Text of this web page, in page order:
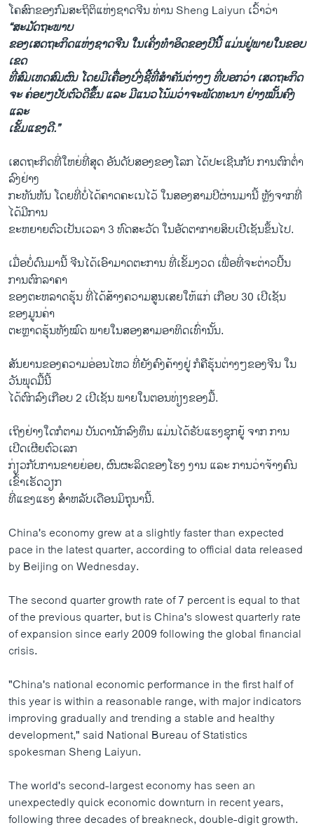
​ໂຄສົກ​ຂອງ​ກົມ​ສະຖິຕິ​ແຫ່ງ​ຊາດ​ຈີນ ທ່ານ Sheng Laiyun ​ເວົ້າ​ວ່າ
“ສະມັດຖະພາບ
ຂອງເສດ​ຖະກິດ​ແຫ່ງຊາດ​ຈີນ ​ໃນເຄິ່ງ​ທຳ​ອິດ​ຂອງ​ປີ​ນີ້ ​ແມ່ນ​ຢູ່​ພາຍ​ໃນ​ຂອບ​
ເຂດ
​ທີ່ສົມເຫດສົມຜົນ ​ໂດຍມີ​ເຄື່ອງ​ບົ່ງ​ຊີ້ທີ່​ສຳຄັນ​ຕ່າງໆ ທີ່​ບອກວ່າ​ ​ເສດຖະກິດ
ຈະ ຄ່ອຍໆ​ປັບ​ຕົວດີ​ຂຶ້ນ​ ແລະ ມີ​ແນ​ວ​ໂນ້ມວ່າ​ຈະພັດທະນາ ຢ່າງ​ໝັ້ນຄົງ ​
ແລະ ​
ເຂັ້ມແຂງ​ດີ.”
​ເສດຖະກິດ​ທີ່​ໃຫຍ່​ທີ່​ສຸດ ອັນ​ດັບ​ສອງຂອງ​ໂລກ ​ໄດ້​ປະ​ເຊີນ​ກັບ ການ​ຕົກ​ຕ່ຳ
ລົງ​ຢ່າງ​
ກະທັນຫັນ ​ໂດຍ​ທີ່​ບໍ່​ໄດ້​ຄາດ​ຄະ​ເນ​ໄວ້ ​ໃນ​ສອງ​ສາມ​ປີ​ຜ່ານມາ​ນີ້ ຫຼັງຈາກ​ທີ່​
ໄດ້​ມີ​ການ​
ຂະຫຍາຍຕົວ​ເປັນ​ເວລາ 3 ທົດ​ສະ​ວັດ ​ໃນ​ອັດຕາກາຍສິບເປີເຊັນຂຶ້ນໄປ.
​ເມື່ອ​ບໍ່​ດົນ​ມາ​ນີ້ ຈີນ​ໄດ້​ເອົາ​ມາດ​ຕະການ ທີ່​ເຂັ້ມງວດ ​ເພື່ອ​ທີ່​ຈະ​ຕ່າວປີ້ນ ​
ການຕົກລາຄາ
ຂອງ​ຕະຫລາດ​ຮຸ້ນ ທີ່​ໄດ້​ສ້າງຄວາມສູນເສຍໃຫ້ແກ່​ ເກືອບ 30 ​ເປີເຊັນ
ຂອງມູນຄ່າ
ຕະຫຼາດຮຸ້ນທັງໝົດ ພາຍ​ໃນ​ສອງ​ສາມ​ອາທິດ​ເທົ່າ​ນັ້ນ.
​ສັນຍານ​ຂອງ​ຄວາມ​ອ່ອນ​ໄຫວ ​ທີ່​ຍັງ​ຄົງ​ຄ້າງຢູ່ ກໍຄືຮຸ້ນ​ຕ່າງໆ​ຂອງ​ຈີນ ​ໃນ​
ວັນ​ພຸດ​ມື້​ນີ້
ໄດ້​ຕົກລົງ​ເກືອບ 2 ​ເປີ​ເຊັນ ພາຍ​ໃນ​ຕອນ​ທ່ຽງຂອງມື້.
​ເຖິງ​ຢ່າງ​ໃດ​ກໍ​ຕາມ ບັນດາ​ນັກ​ລົງທຶນ ​ແມ່ນໄດ້ຮັບແຮງຊຸກຍູ້ ​ຈາກ ການ​
ເປີດ​ເຜີຍຕົວ​ເລກ​
ກ່ຽວກັບການ​ຂາຍຍ່ອຍ, ຜົນ​ຜະລິດ​ຂອງໂຮງ ງານ ​ແລະ ການວ່າຈ້າງຄົນ
ເຂົ້າເຮັດວຽກ
ທີ່​ແຂງ​ແຮງ ​ສຳ​ຫລັບ​ເດືອນ​ມິຖຸນານີ້.
China's economy grew at a slightly faster than expected
pace in the latest quarter, according to official data released
by Beijing on Wednesday.
The second quarter growth rate of 7 percent is equal to that
of the previous quarter, but is China's slowest quarterly rate
of expansion since early 2009 following the global financial
crisis.
"China's national economic performance in the first half of
this year is within a reasonable range, with major indicators
improving gradually and trending a stable and healthy
development," said National Bureau of Statistics
spokesman Sheng Laiyun.
The world's second-largest economy has seen an
unexpectedly quick economic downturn in recent years,
following three decades of breakneck, double-digit growth.